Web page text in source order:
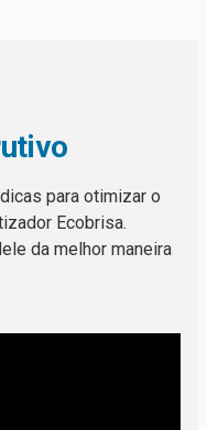
para otimizar o
Ecobrisa.
da melhor maneira